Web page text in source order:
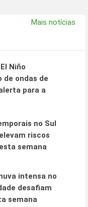
Mais notícias
Niño
de ondas de
para a
no Sul
riscos
semana
intensa no
desafiam
semana